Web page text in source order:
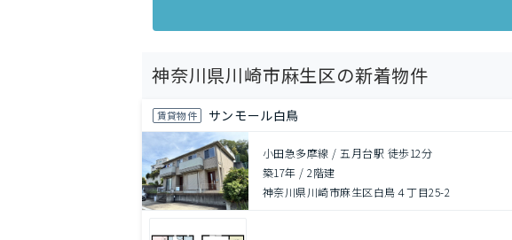
神奈川県川崎市麻生区の新着物件
賃貸物件 サンモール白鳥
小田急多摩線 / 五月台駅 徒歩12分
築17年 /2階建
神奈川県川崎市麻生区白鳥４丁目25-2